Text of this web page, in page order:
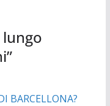
”
BARCELLONA?